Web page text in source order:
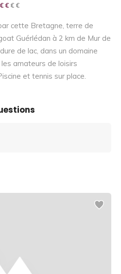
€ € €
€
cette Bretagne, terre de
Guérlédan à 2 km de Mur de
de lac, dans un domaine
amateurs de loisirs
et tennis sur place.